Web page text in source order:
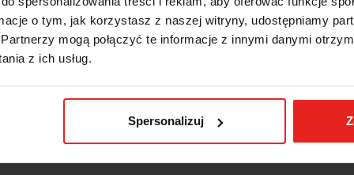
o tym, jak korzystasz z naszej witryny, udostępniamy
mogą połączyć te informacje z innymi danymi
z ich usług.
Spersonalizuj
regulacją
traserskie hartowane
pudełku kartonowym
300 mm
160 mm